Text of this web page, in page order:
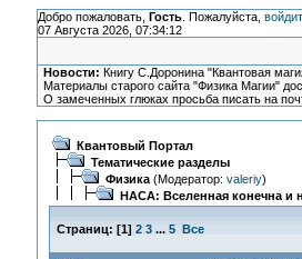
Добро пожаловать, Гость. Пожалуйста,
07 Августа 2026, 07:34:12
Новости: Книгу С.Доронина "Квантовая
Материалы старого сайта "Физика Магии"
О замеченных глюках просьба писать на
Квантовый Портал
Тематические разделы
Физика(Модератор: valeriy)
НАСА: Вселенная конечна и
Страниц: [1] 2 3 ... 5 Все